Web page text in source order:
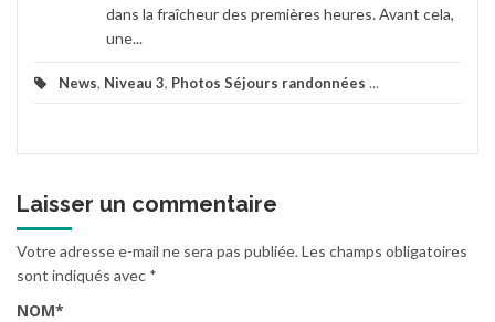
dans la fraîcheur des premières heures. Avant cela,
une...
News, Niveau 3, Photos Séjours randonnées ...
Laisser un commentaire
Votre adresse e-mail ne sera pas publiée.Les champs obligatoires
sont indiqués avec *
NOM*